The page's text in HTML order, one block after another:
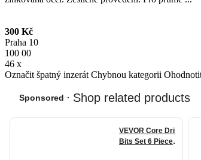
300 Kč
Praha 10
100 00
46 x
Označit špatný inzerát Chybnou kategorii